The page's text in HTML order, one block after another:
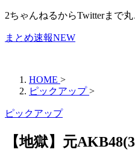
2ちゃんねるからTwitterまで
まとめ速報NEW
HOME >
ピックアップ >
ピックアップ
【地獄】元